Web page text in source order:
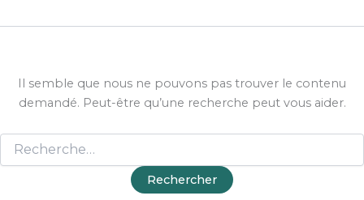
Il semble que nous ne pouvons pas trouver le contenu
demandé. Peut-être qu’une recherche peut vous aider.